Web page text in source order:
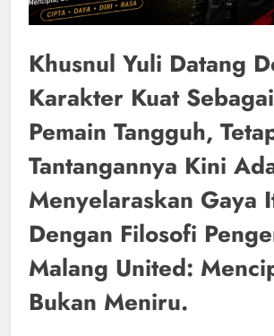
Khusnul Yuli Datang
Karakter Kuat
Pemain Tangguh,
Tantangannya Kini
Menyelaraskan Gaya
Dengan Filosofi
Malang United:
Bukan Meniru.